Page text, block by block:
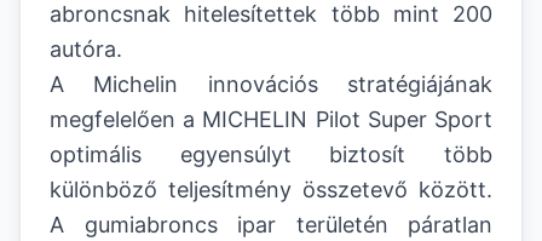
abroncsnak hitelesítettek több mint 200
autóra.
A Michelin innovációs stratégiájának
megfelelően a MICHELIN Pilot Super Sport
optimális egyensúlyt biztosít több
különböző teljesítmény összetevő között.
A gumiabroncs ipar területén páratlan